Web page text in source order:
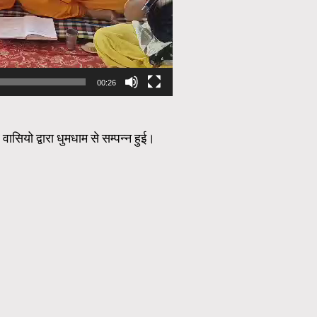
00:26
द्वारा धुमधाम से सम्पन्न हुई।